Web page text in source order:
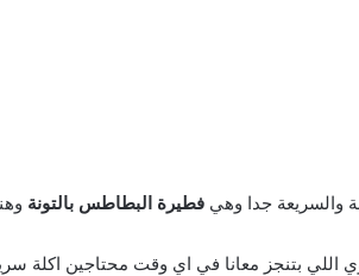
والسريعة جدا وهي فطيرة البطاطس بالتونة
اللي بتنجز معانا في اي وقت محتاجين